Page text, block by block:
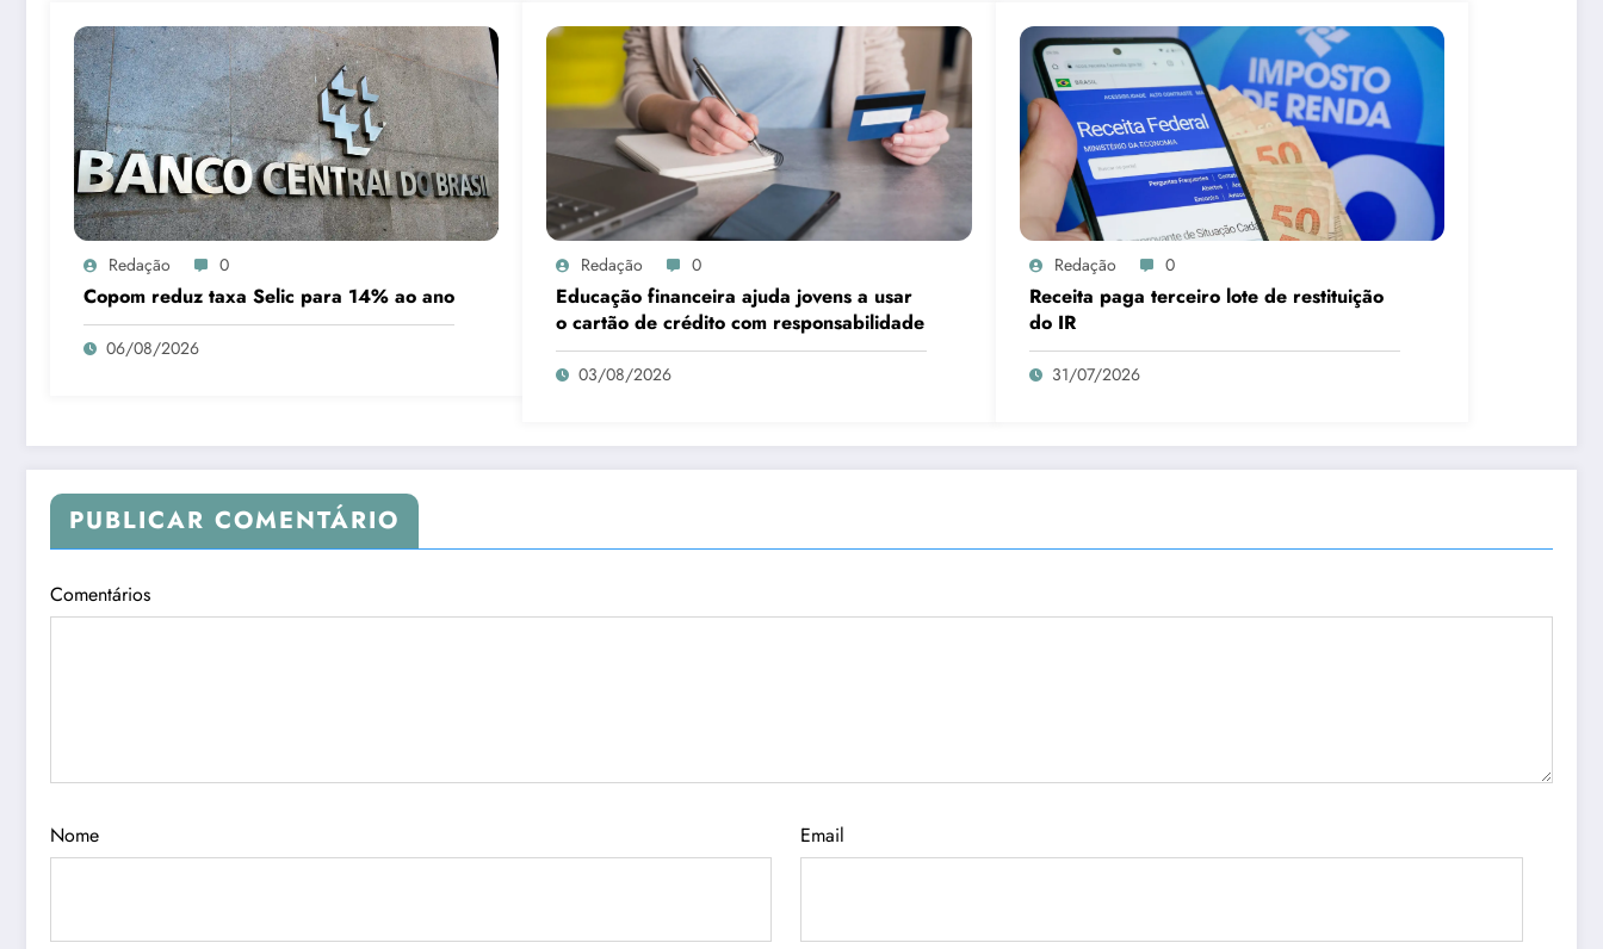
Redação 0
Copom reduz taxa Selic para 14% ao ano
06/08/2026
Redação 0
Educação financeira ajuda jovens a usar
o cartão de crédito com responsabilidade
03/08/2026
Redação 0
Receita paga terceiro lote de restituição
do IR
31/07/2026
PUBLICAR COMENTÁRIO
Comentários
Nome Email